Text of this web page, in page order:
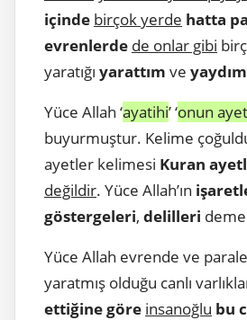
içinde birçok yerde hatta
evrenlerde de onlar gibi
yaratığı yarattım ve yaydım
Yüce Allah ‘ayatihi’ ‘onun
buyurmuştur. Kelime
ayetler kelimesi Kuran
değildir. Yüce Allah’ın
göstergeleri, delilleri
Yüce Allah evrende ve
yaratmış olduğu canlı
ettiğine göre insanoğlu bu